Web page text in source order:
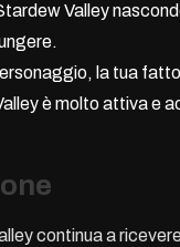
Valley
la tua
è molto attiva e
continua a